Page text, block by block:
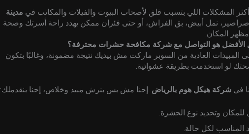
المشكلات اللي بتسبب قلق لأصحاب البيوت والفيلات والمكاتب في مدينة
نمل أبيض، بق الفراش، أو حتى فئران ممكن يهدد راحة أسرتك وصحة
المكان.
الأفضل هو التواصل مع شركة مكافحة حشرات محترفة؟
المبيدات العادية من السوبر ماركت مش بيديك نتيجة مضمونة، وغالبًا بتكون
لو استخدمت بطريقة عشوائية.
في شركة هيكل هوم بالرياض . إحنا مش بس بنرش مبيد وخلاص، إحنا بنقدملك:
وتحديد نوع الحشرة.
المناسب لكل حالة.